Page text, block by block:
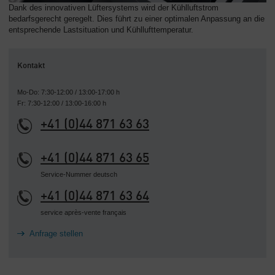
Dank des innovativen Lüftersystems wird der Kühlluftstrom
bedarfsgerecht geregelt. Dies führt zu einer optimalen Anpassung an die
entsprechende Lastsituation und Kühllufttemperatur.
Kontakt
Mo-Do: 7:30-12:00 / 13:00-17:00 h
Fr: 7:30-12:00 / 13:00-16:00 h
+41 (0)44 871 63 63
+41 (0)44 871 63 65
Service-Nummer deutsch
+41 (0)44 871 63 64
service après-vente français
Anfrage stellen